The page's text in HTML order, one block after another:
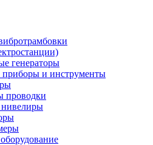
генераторы
приборы и инструменты
проводки